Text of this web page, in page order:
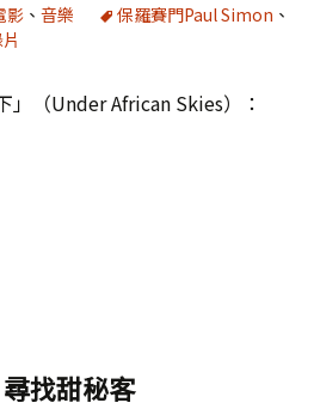
影 、 音樂 保羅賽門Paul Simon 、
」（Under African Skies）：
保羅賽門：非洲天空下
找甜秘客